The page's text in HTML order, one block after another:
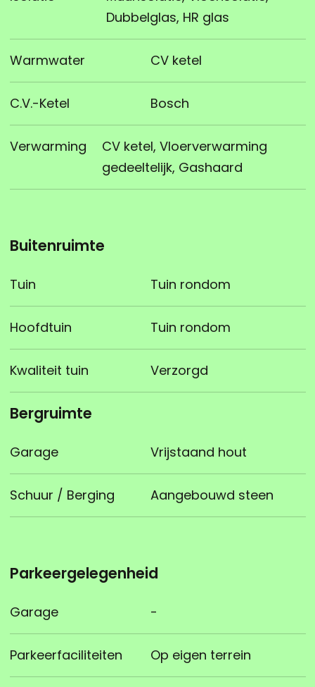
Dubbelglas, HR glas
Warmwater CV ketel
C.V.-Ketel Bosch
Verwarming
CV ketel, Vloerverwarming
gedeeltelijk, Gashaard
Buitenruimte
Tuin Tuin rondom
Hoofdtuin Tuin rondom
Kwaliteit tuin Verzorgd
Bergruimte
Garage Vrijstaand hout
Schuur / Berging Aangebouwd steen
Parkeergelegenheid
Garage -
Parkeerfaciliteiten Op eigen terrein